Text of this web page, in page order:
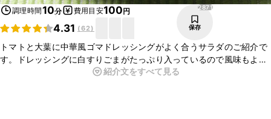
調理時間10分 費用目安100円
4.31 (62)
2871
保存
トマトと大葉に中華風ゴマドレッシングがよく合うサラダのご紹介で
す。ドレッシングに白すりごまがたっぷり入っているので風味もよく
トマト一個がぺろっと食べられますよ。暑い季節は冷蔵庫で冷やして
紹介文をすべて見る